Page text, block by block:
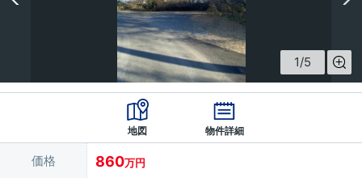
1/5
地図 物件詳細
価格 860万円